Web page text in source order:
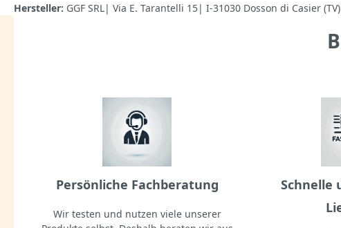
Hersteller: GGF SRL| Via E. Tarantelli 15| I-31030 Dosson di Casier
Persönliche Fachberatung
Wir testen und nutzen viele unserer
Schnelle